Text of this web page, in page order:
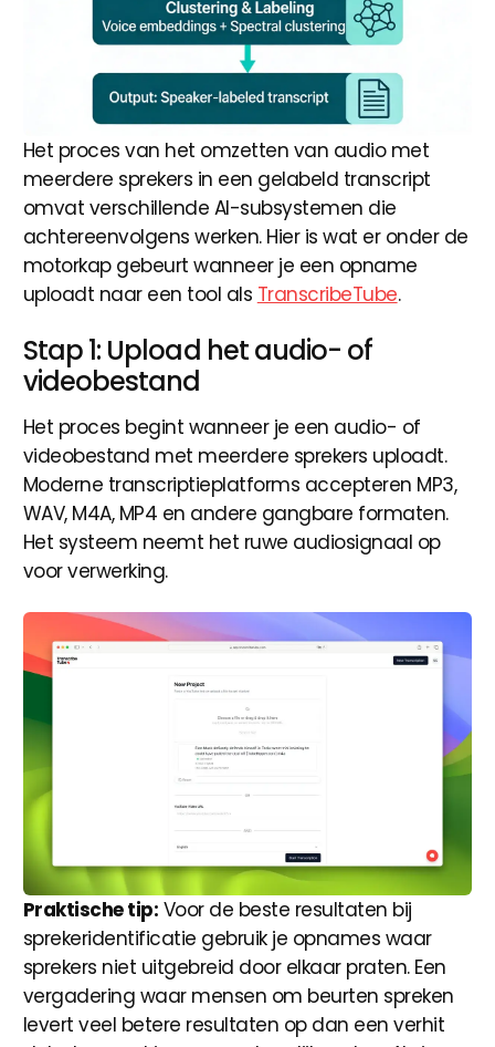
Het proces van het omzetten van audio met
meerdere sprekers in een gelabeld transcript
omvat verschillende AI-subsystemen die
achtereenvolgens werken. Hier is wat er onder de
motorkap gebeurt wanneer je een opname
uploadt naar een tool als TranscribeTube.
Stap 1: Upload het audio- of
videobestand
Het proces begint wanneer je een audio- of
videobestand met meerdere sprekers uploadt.
Moderne transcriptieplatforms accepteren MP3,
WAV, M4A, MP4 en andere gangbare formaten.
Het systeem neemt het ruwe audiosignaal op
voor verwerking.
Praktische tip: Voor de beste resultaten bij
sprekeridentificatie gebruik je opnames waar
sprekers niet uitgebreid door elkaar praten. Een
vergadering waar mensen om beurten spreken
levert veel betere resultaten op dan een verhit